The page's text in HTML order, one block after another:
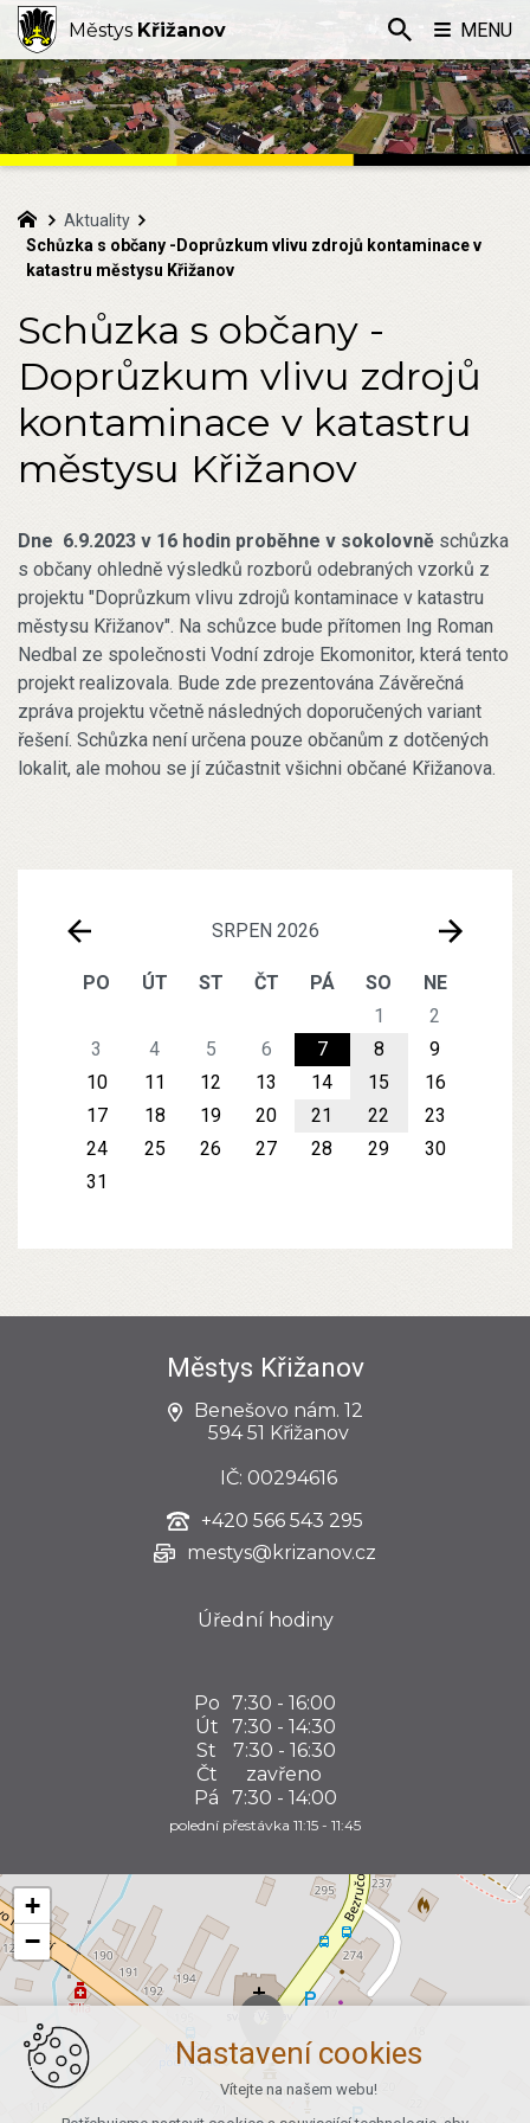
SRPEN 2026
PO ÚT ST ČT PÁ SO
NE
1
2
3
4 5 6 7 8
9
10
11 12 13 14 15
16
17
18 19 20 21 22
23
24
25 26 27 28 29
30
31
Aktuality
Schůzka s občany -Doprůzkum vlivu zdrojů kontaminace v
katastru městysu Křižanov
Schůzka s občany -
Doprůzkum vlivu zdrojů
kontaminace v katastru
městysu Křižanov
Dne 6.9.2023 v 16 hodin proběhne v sokolovně schůzka
s občany ohledně výsledků rozborů odebraných vzorků z
projektu "Doprůzkum vlivu zdrojů kontaminace v katastru
městysu Křižanov". Na schůzce bude přítomen Ing Roman
Nedbal ze společnosti Vodní zdroje Ekomonitor, která tento
projekt realizovala. Bude zde prezentována Závěrečná
zpráva projektu včetně následných doporučených variant
řešení. Schůzka není určena pouze občanům z dotčených
lokalit, ale mohou se jí zúčastnit všichni občané Křižanova.
Městys Křižanov
Benešovo nám. 12
594 51 Křižanov
IČ: 00294616
+420 566 543 295
mestys@krizanov.cz
Úřední hodiny
Po 7:30 - 16:00
Út
7:30 - 14:30
St
7:30 - 16:30
Čt
zavřeno
Pá
7:30 - 14:00
polední přestávka 11:15 - 11:45
+
−
Městys Křižanov MENU
Nastavení cookies
Vítejte na našem webu!